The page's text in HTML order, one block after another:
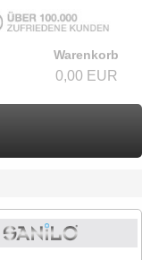
Warenkorb
0,00 EUR